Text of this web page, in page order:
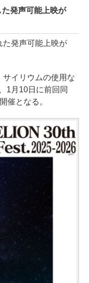
た発声可能上映が
発声可能上映が
イリウムの使用な
1月10日に前回同
催となる。